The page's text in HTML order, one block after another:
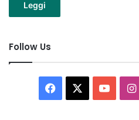
Leggi
Follow Us
Facebook You